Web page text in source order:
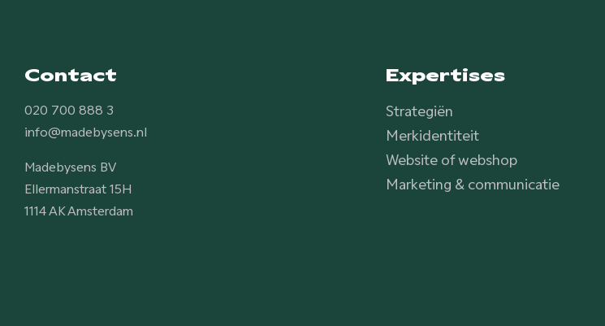
Contact
020 700 888 3
info@madebysens.nl
Madebysens BV
Ellermanstraat 15H
1114 AK Amsterdam
Expertises
Strategiën
Merkidentiteit
Website of webshop
Marketing & communicatie